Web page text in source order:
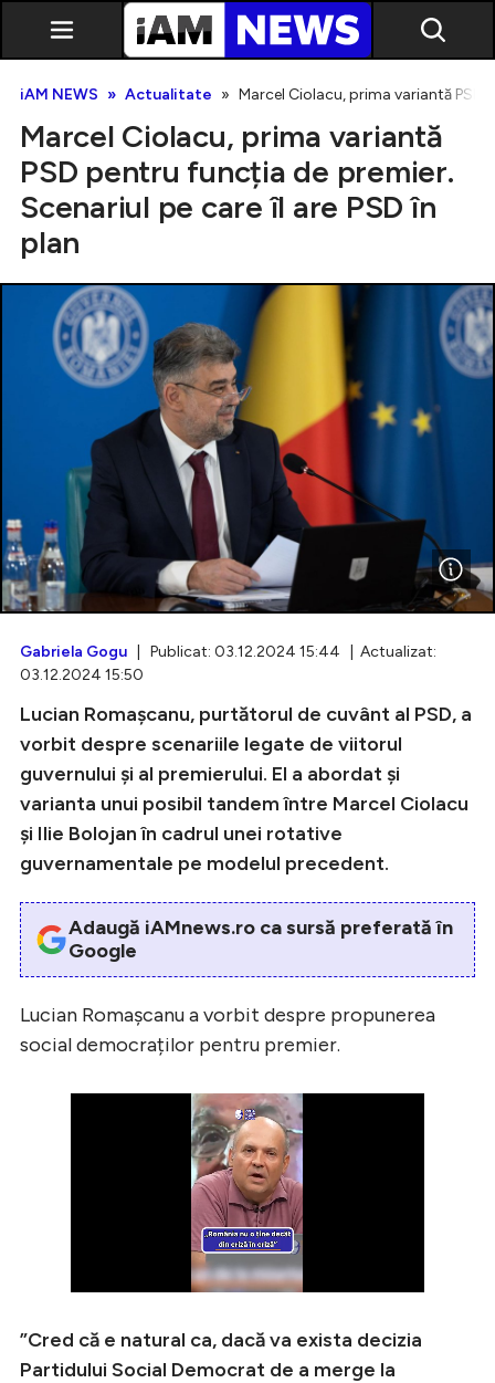
Intră în cont
Creează cont
iAM NEWS Actualitate Marcel Ciolacu, prima variantă PSD
Marcel Ciolacu, prima variantă
PSD pentru funcția de premier.
Scenariul pe care îl are PSD în
plan
Gabriela Gogu | Publicat: 03.12.2024 15:44 | Actualizat:
03.12.2024 15:50
Lucian Romașcanu, purtătorul de cuvânt al PSD, a
vorbit despre scenariile legate de viitorul
guvernului și al premierului. El a abordat și
varianta unui posibil tandem între Marcel Ciolacu
și Ilie Bolojan în cadrul unei rotative
guvernamentale pe modelul precedent.
Adaugă iAMnews.ro ca sursă preferată în
Google
Lucian Romașcanu a vorbit despre propunerea
social democraților pentru premier.
”Cred că e natural ca, dacă va exista decizia
Partidului Social Democrat de a merge la